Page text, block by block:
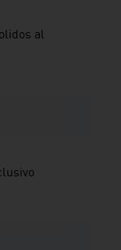
al